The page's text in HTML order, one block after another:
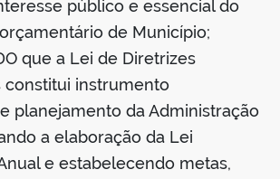
público e essencial do
de Município;
que a Lei de Diretrizes
constitui instrumento
planejamento da Administração
a elaboração da Lei
e estabelecendo metas,